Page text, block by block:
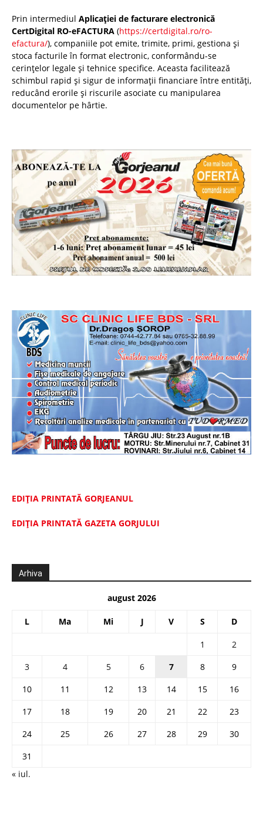
Prin intermediul Aplicației de facturare electronică
CertDigital RO-eFACTURA (https://certdigital.ro/ro-
efactura/), companiile pot emite, trimite, primi, gestiona și
stoca facturile în format electronic, conformându-se
cerințelor legale și tehnice specifice. Aceasta facilitează
schimbul rapid și sigur de informații financiare între entități,
reducând erorile și riscurile asociate cu manipularea
documentelor pe hârtie.
EDIȚIA PRINTATĂ GORJEANUL
EDIŢIA PRINTATĂ GAZETA GORJULUI
Arhiva
august 2026
L Ma Mi J V S D
1
2
3
4 5 6 7 8
9
10
11 12 13 14 15
16
17
18 19 20 21 22
23
24
25 26 27 28 29
30
31
« iul.